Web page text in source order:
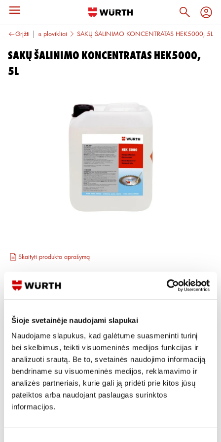
Šioje svetainėje naudojami slapukai
Naudojame slapukus, kad galėtume suasmeninti turinį
bei skelbimus, teikti visuomeninės medijos funkcijas ir
analizuoti srautą. Be to, svetainės naudojimo informaciją
bendriname su visuomeninės medijos, reklamavimo ir
analizės partneriais, kurie gali ją pridėti prie kitos jūsų
pateiktos arba naudojant paslaugas surinktos
informacijos.
Grįžti
paskirties plovikliai SAKŲ ŠALINIMO KONCENTRATAS HEK5000, 5L
SAKŲ ŠALINIMO KONCENTRATAS HEK5000,
5L
Skaityti produkto aprašymą
Kainos matomos tik registruotiems vartotojams.
Rašyti užklausą
Reikia daugiau informacijos?
Rodyti artimiausią parduotuvę
Skambinti: